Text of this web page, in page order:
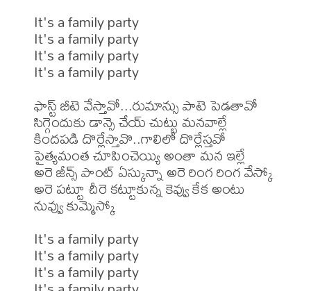
It's a family party
It's a family party
It's a family party
It's a family party
ఫాస్ట్ బీటె వేస్తావో...రుమాన్సు పాటె పెడతావో
సిగ్గెందుకు డాన్సె చేయ్ చుట్టు మనవాల్లే
కిందపడి దొర్లేస్తావొ..గాలిలో దొర్లేస్తవో
పైత్యమంత చూపించెయ్యి అంతా మన ఇల్లే
అరె జీన్స్ పాంట్ ఏస్కున్నా అరె రింగ రింగ వేస్కో
అరె పట్టూ చీరె కట్టూకున్న కెవ్వు కేక అంటు
నువ్వు కుమ్మెస్కో
It's a family party
It's a family party
It's a family party